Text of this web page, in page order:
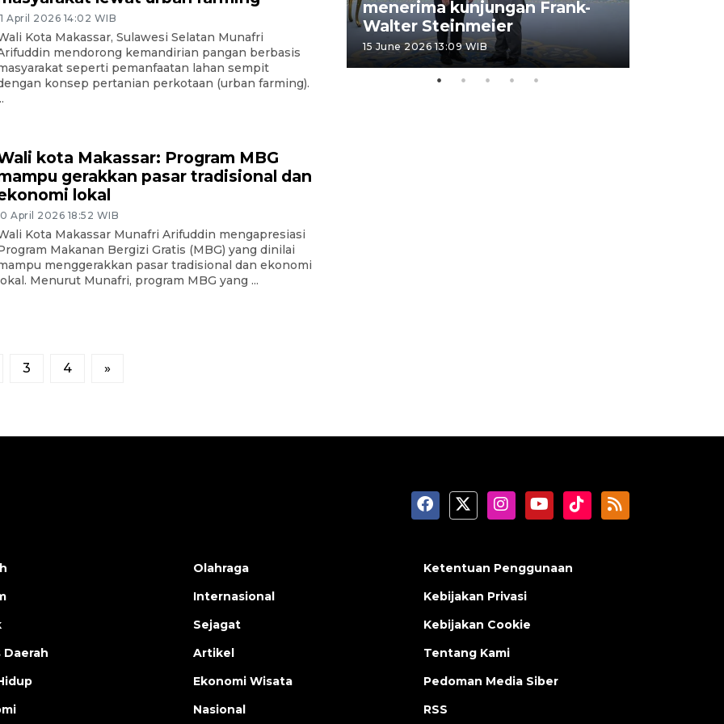
April 2026 14:02 WIB
Kota Makassar, Sulawesi Selatan Munafri
mendorong kemandirian pangan berbasis
seperti pemanfaatan lahan sempit
konsep pertanian perkotaan (urban farming).
kota Makassar: Program MBG
gerakkan pasar tradisional dan
lokal
April 2026 18:52 WIB
Kota Makassar Munafri Arifuddin mengapresiasi
Makanan Bergizi Gratis (MBG) yang dinilai
menggerakkan pasar tradisional dan ekonomi
Menurut Munafri, program MBG yang ...
3 4 »
HUT ke-80 Raja Keraton
Yogyakarta
02 April 2026 12:51 WIB
menerima kunjungan Frank-
Walter Steinmeier
15 June 2026 13:09 WIB
Olahraga
Internasional
Sejagat
Artikel
Ekonomi Wisata
Nasional
Ketentuan Penggunaan
Kebijakan Privasi
Kebijakan Cookie
Tentang Kami
Pedoman Media Siber
RSS